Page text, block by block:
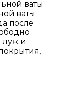
ваты
после
луж и